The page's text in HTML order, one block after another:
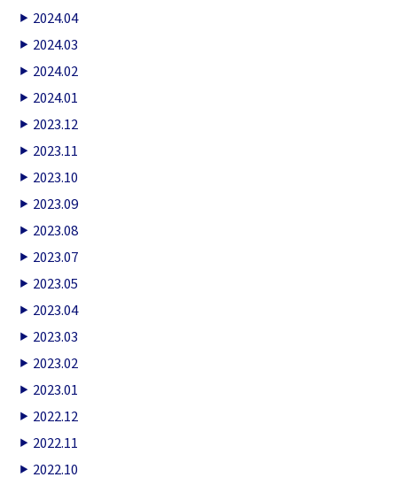
2024.04
2024.03
2024.02
2024.01
2023.12
2023.11
2023.10
2023.09
2023.08
2023.07
2023.05
2023.04
2023.03
2023.02
2023.01
2022.12
2022.11
2022.10